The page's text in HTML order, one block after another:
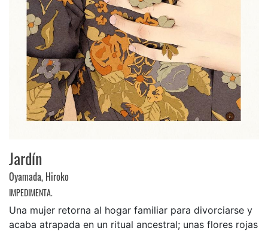
Jardín
Oyamada, Hiroko
IMPEDIMENTA.
Una mujer retorna al hogar familiar para divorciarse y
acaba atrapada en un ritual ancestral; unas flores rojas